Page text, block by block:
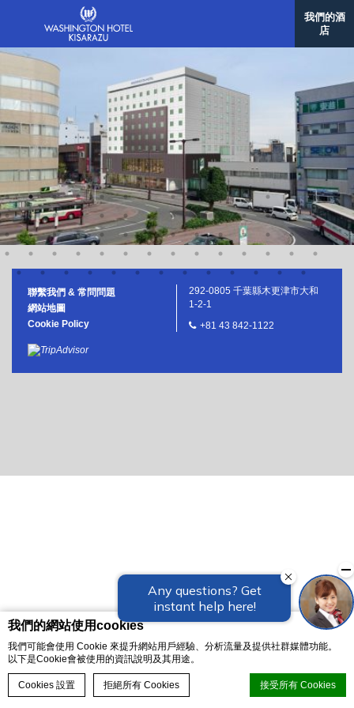
我們的網站使用cookies
我們可能會使用 Cookie 來提升網站用戶經驗、分析流量及提供社群媒體功能。
以下是Cookie會被使用的資訊說明及其用途。
Cookies 設置 拒絕所有 Cookies 接受所有 Cookies
我們的酒
店
立即訂房
聯繫我們 & 常問問題
網站地圖
Cookie Policy
292-0805 千葉縣木更津市大和
1-2-1
+81 43 842-1122
格拉斯麗首爾酒店
台灣/台北
格拉斯麗台北飯店